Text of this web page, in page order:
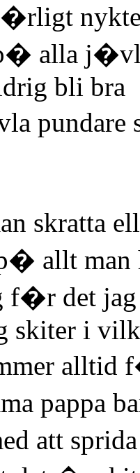
alla
bli bra
skratta
allt man
det jag
skiter i
alltid
pappa
att sprida